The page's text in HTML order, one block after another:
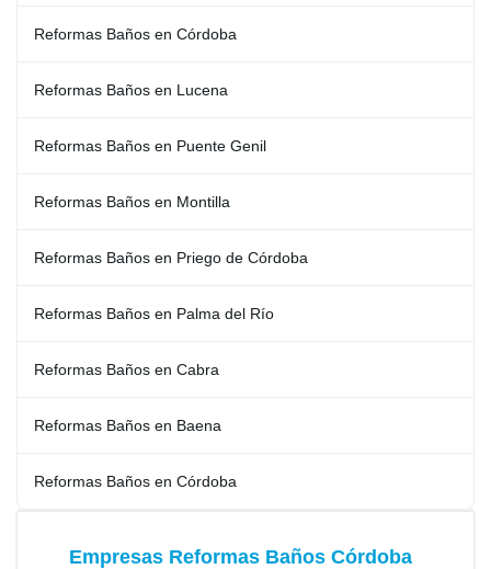
Reformas Baños en Córdoba
Reformas Baños en Lucena
Reformas Baños en Puente Genil
Reformas Baños en Montilla
Reformas Baños en Priego de Córdoba
Reformas Baños en Palma del Río
Reformas Baños en Cabra
Reformas Baños en Baena
Reformas Baños en Córdoba
Empresas Reformas Baños Córdoba